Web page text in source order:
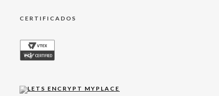
CERTIFICADOS